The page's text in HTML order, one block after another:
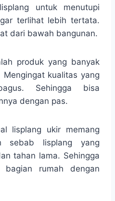
untuk menutupi
terlihat lebih tertata.
dari bawah bangunan.
produk yang banyak
Mengingat kualitas yang
Sehingga bisa
dengan pas.
lisplang ukir memang
sebab lisplang yang
tahan lama. Sehingga
bagian rumah dengan